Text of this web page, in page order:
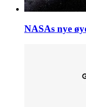
NASAs nye